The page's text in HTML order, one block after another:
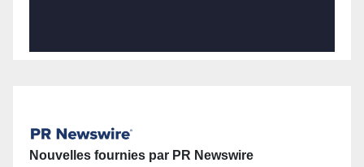
Nouvelles fournies par PR Newswire